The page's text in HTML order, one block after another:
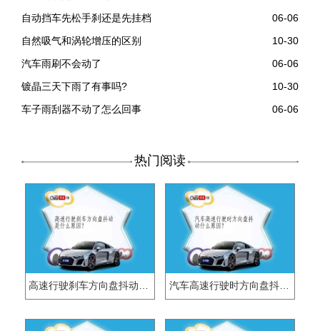
自动挡车先松手刹还是先挂档
06-06
自然吸气和涡轮增压的区别
10-30
汽车雨刷不会动了
06-06
镀晶三天下雨了有事吗?
10-30
车子雨刮器不动了怎么回事
06-06
热门阅读
高速行驶刹车方向盘抖动是什么原因？ 汽车高速行驶时方向盘抖动什么原因？